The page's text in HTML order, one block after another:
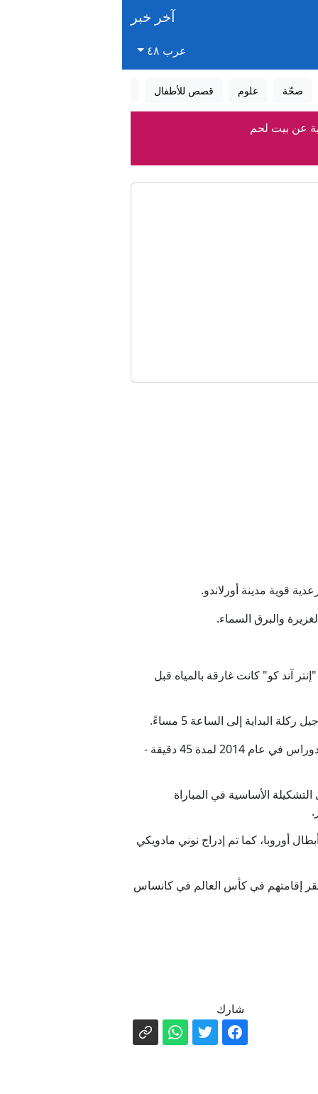
آخر خبر
عرب ٤٨
صحّة علوم قصص للأطفال
عن بيت لحم
التوالي
يتصدى
2026
13 أغسطس
فتح المضيق
قوية مدينة أورلاندو.
في الساعة 4 عصراً، لكن أرضية ملعب "إنتر آند كو" كانت غارقة بالمياه قبل
إلى الساعة 5 مساءً.
لا تُعد مشاكل الطقس في فلوريدا أمراً جديداً بالنسبة لإنجلترا، حيث تأجلت مباراتها الودية قبل كأس العالم ضد هندوراس في عام 2014 لمدة 45 دقيقة -
الأساسية في المباراة
أوروبا، كما تم إدراج نوني مادويكي
مقر إقامتهم في كأس العالم في كانساس
شارك